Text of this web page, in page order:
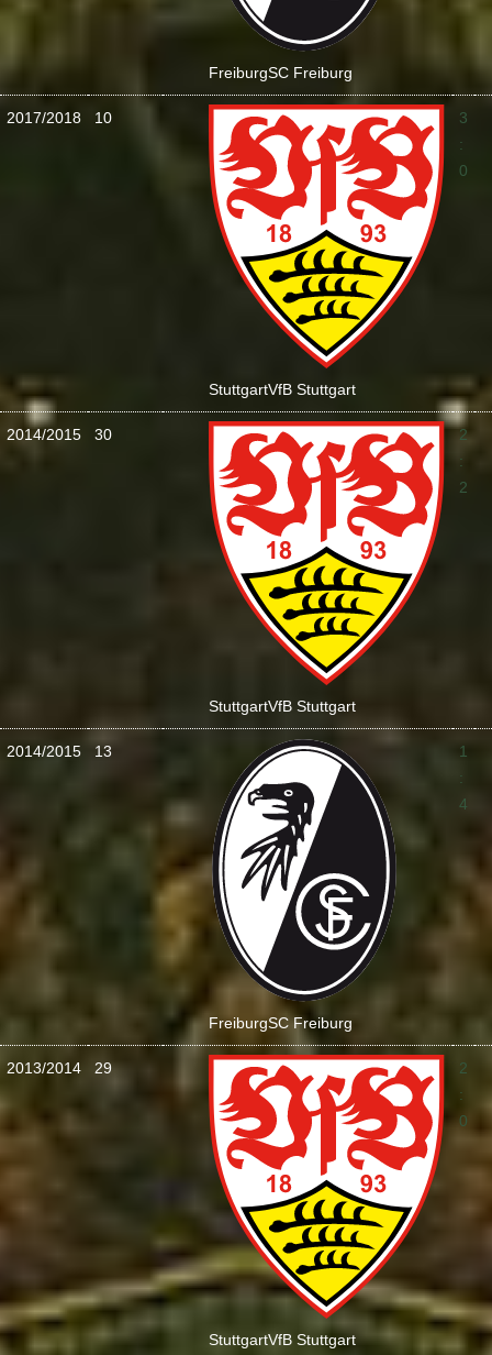
FreiburgSC Freiburg
2017/2018 10
StuttgartVfB Stuttgart
3
:
0
2014/2015 30
StuttgartVfB Stuttgart
2
:
2
2014/2015 13
FreiburgSC Freiburg
1
:
4
2013/2014 29
StuttgartVfB Stuttgart
2
:
0